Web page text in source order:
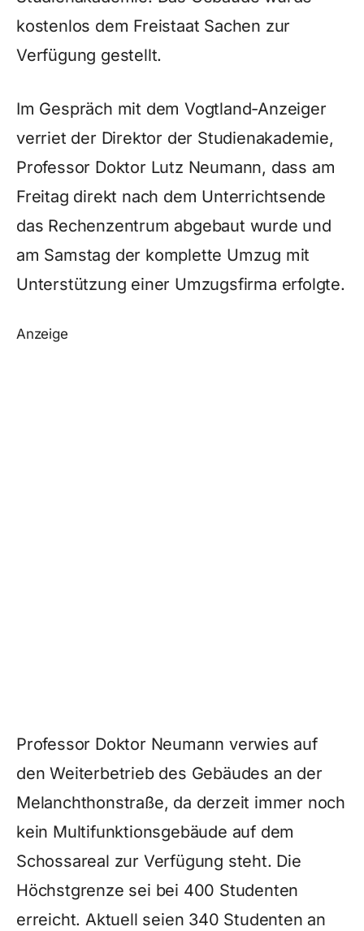
kostenlos dem Freistaat Sachen zur
Verfügung gestellt.
Im Gespräch mit dem Vogtland-Anzeiger
verriet der Direktor der Studienakademie,
Professor Doktor Lutz Neumann, dass am
Freitag direkt nach dem Unterrichtsende
das Rechenzentrum abgebaut wurde und
am Samstag der komplette Umzug mit
Unterstützung einer Umzugsfirma erfolgte.
Anzeige
Professor Doktor Neumann verwies auf
den Weiterbetrieb des Gebäudes an der
Melanchthonstraße, da derzeit immer noch
kein Multifunktionsgebäude auf dem
Schossareal zur Verfügung steht. Die
Höchstgrenze sei bei 400 Studenten
erreicht. Aktuell seien 340 Studenten an